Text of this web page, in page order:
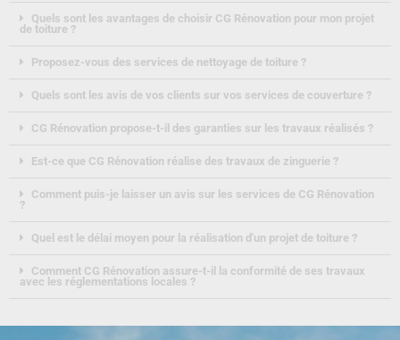
Quels sont les avantages de choisir CG Rénovation pour mon projet
de toiture ?
Proposez-vous des services de nettoyage de toiture ?
Quels sont les avis de vos clients sur vos services de couverture ?
CG Rénovation propose-t-il des garanties sur les travaux réalisés ?
Est-ce que CG Rénovation réalise des travaux de zinguerie ?
Comment puis-je laisser un avis sur les services de CG Rénovation
?
Quel est le délai moyen pour la réalisation d'un projet de toiture ?
Comment CG Rénovation assure-t-il la conformité de ses travaux
avec les réglementations locales ?